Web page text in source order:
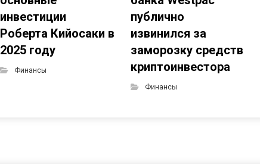
инвестиции
Роберта Кийосаки в
2025 году
Финансы
публично
извинился за
заморозку средств
криптоинвестора
Финансы